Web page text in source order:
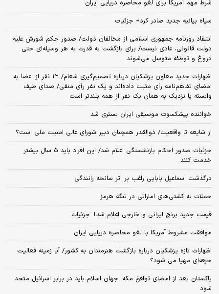
شرط مهم آمریکا برای لغو محاصره دریایی ایران
سپاه بیانیه جدید صادر کرد+ جزئیات
انتقاد روزنامه جمهوری اسلامی از مخالفان دولت/ صدور حکم شورش علیه
دولت قانونی، عادی نیست/ برای بازگشت به قدرت به هر وسیله‌ای حتی
دروغ و توطئه متوسل می‌شوند
اظهارات جدید معاون پزشکیان درباره تصمیم‌گیری شعام/ ۱۲ نفر از اعضا به
امضای تفاهم‌نامه رأی مثبت داده‌اند و یک نفر رأی منفی/ صدای طیف
وابسته یا نزدیک به همان یک نفر از همه بلندتر است
خواننده پیشکسوت موسیقی ایران بستری شد
از شایعه تا واقعیت/ ذوالقدر همچنان دبیر شورای ‌عالی امنیت ملی است؟
جزئیات صدور احکام بازنشستگی اعلام شد/ این افراد باید ۵ سال بیشتر
خدمت کنند
درگذشت اسماعیل بابایی راغب بر اثر سانحه رانندگی
حملات به کشتی‌های اماراتی در تنگه هرمز
قیمت جدید برنج ایرانی و خارجی اعلام شد+ جزئیات
موافقت مشروط آمریکا با لغو محاصره دریایی ایران
اظهارات تازه پزشکیان درباره بازگشت هنرمندان به کشور/ آیا زمینه فعالیت
حرفه‌ای مهیا می شود؟
پاکستان بعد از امضای توافق مکه: جهان اسلام باید در برابر اسرائیل متحد
شود